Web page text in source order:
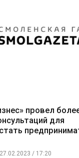
провел
для
27.02.2023 / 17:20